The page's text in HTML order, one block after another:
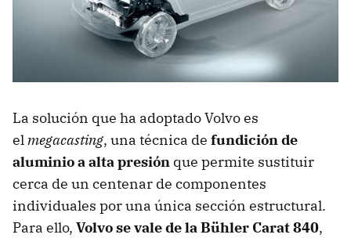
La solución que ha adoptado Volvo es
elmegacasting, una técnica de fundición de
aluminio a alta presión que permite sustituir
cerca de un centenar de componentes
individuales por una única sección estructural.
Para ello, Volvo se vale de la Bühler Carat 840,